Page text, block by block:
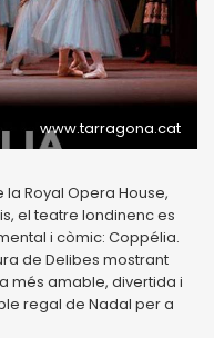
www.tarragona.cat
Royal Opera House,
el teatre londinenc es
i còmic: Coppélia.
de Delibes mostrant
més amable, divertida i
regal de Nadal per a